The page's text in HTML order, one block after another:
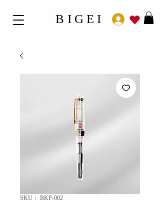
BIGEI
SKU： BKP-002